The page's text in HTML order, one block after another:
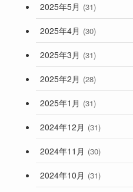
2025年5月 (31)
2025年4月 (30)
2025年3月 (31)
2025年2月 (28)
2025年1月 (31)
2024年12月 (31)
2024年11月 (30)
2024年10月 (31)